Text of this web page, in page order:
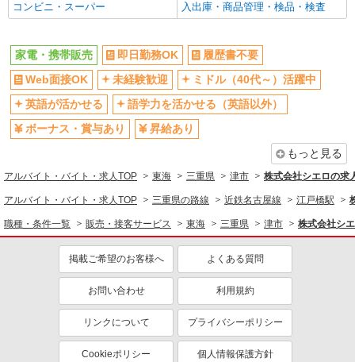
コンビニ・スーパー
入出庫・商品管理・検品・検査
家電・携帯販売 即日勤務OK
履歴書不要
Web面接OK
未経験歓迎
ミドル（40代～）活躍中
英語が活かせる
語学力を活かせる（英語以外）
ボーナス・賞与あり
昇給あり
もっと見る
アルバイト・バイト・求人TOP 東海 三重県 津市 株式会社シエロの求
アルバイト・バイト・求人TOP 三重県の路線 近鉄名古屋線 江戸橋駅
職種・条件一覧 販売・接客サービス 東海 三重県 津市 株式会社シ
掲載ご希望のお客様へ よくある質問
お問い合わせ 利用規約
リンクについて プライバシーポリシー
Cookieポリシー 個人情報保護方針